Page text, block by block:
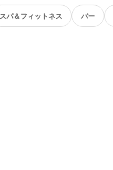
スパ＆フィットネス バー